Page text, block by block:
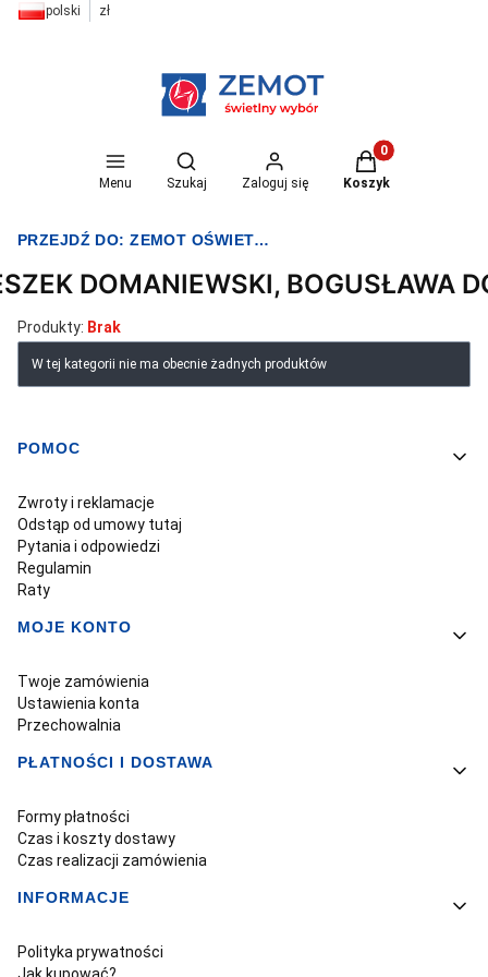
polski zł
Menu
Otwórz wyszukiwarkę
Szukaj Zaloguj się
Produkty w
Koszyk
PRZEJDŹ DO:ZEMOT OŚWIETLENIE I ELEKTRYKA
DOMANIEWSKI, BOGUSŁAWA
Produkty: Brak
Lista produktów
W tej kategorii nie ma obecnie żadnych produktów
Linki w stopce
POMOC
Zwroty i reklamacje
Odstąp od umowy tutaj
Pytania i odpowiedzi
Regulamin
Raty
MOJE KONTO
Twoje zamówienia
Ustawienia konta
Przechowalnia
PŁATNOŚCI I DOSTAWA
Formy płatności
Czas i koszty dostawy
Czas realizacji zamówienia
INFORMACJE
Polityka prywatności